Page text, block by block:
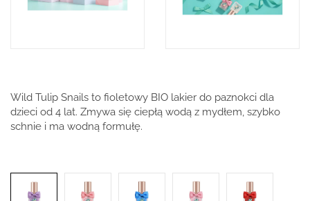
Wild Tulip Snails to fioletowy BIO lakier do paznokci dla
dzieci od 4 lat. Zmywa się ciepłą wodą z mydłem, szybko
schnie i ma wodną formułę.